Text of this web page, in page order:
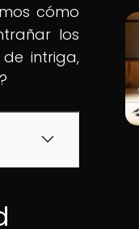
cómo
los
intriga,